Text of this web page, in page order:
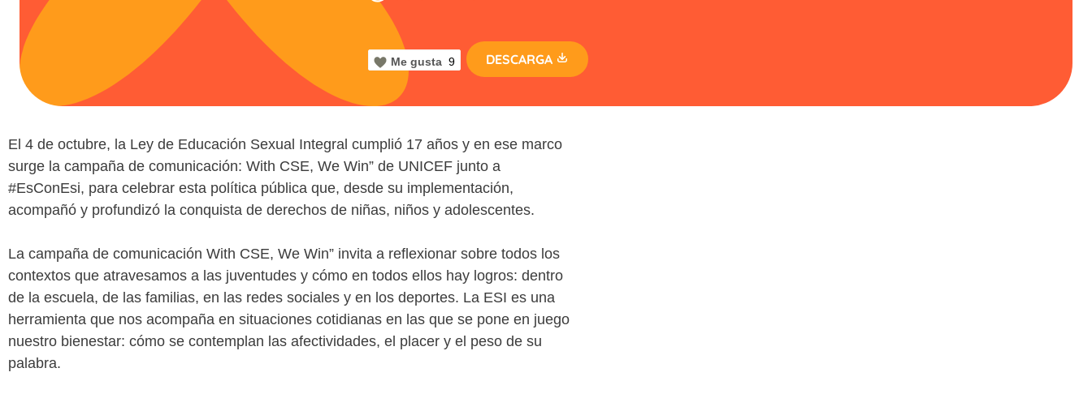
Me gusta 9 DESCARGA
El 4 de octubre, la Ley de Educación Sexual Integral cumplió 17 años y en ese marco
surge la campaña de comunicación: With CSE, We Win” de UNICEF junto a
#EsConEsi, para celebrar esta política pública que, desde su implementación,
acompañó y profundizó la conquista de derechos de niñas, niños y adolescentes.
La campaña de comunicación With CSE, We Win” invita a reflexionar sobre todos los
contextos que atravesamos a las juventudes y cómo en todos ellos hay logros: dentro
de la escuela, de las familias, en las redes sociales y en los deportes. La ESI es una
herramienta que nos acompaña en situaciones cotidianas en las que se pone en juego
nuestro bienestar: cómo se contemplan las afectividades, el placer y el peso de su
palabra.